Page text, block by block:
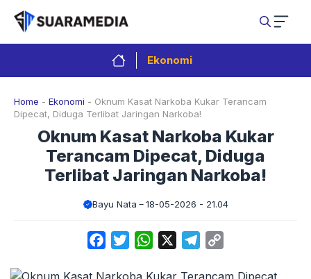
Langsung
isi
Ekonomi
Home - Ekonomi - Oknum Kasat Narkoba Kukar Terancam
Dipecat, Diduga Terlibat Jaringan Narkoba!
Oknum Kasat Narkoba Kukar
Terancam Dipecat, Diduga
Terlibat Jaringan Narkoba!
Bayu Nata 18-05-2026 - 21.04
FacebookTwitterWhatsApp Telegram